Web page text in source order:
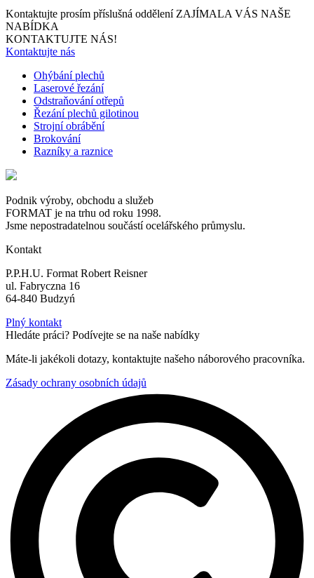
Kontaktujte prosím příslušná oddělení ZAJÍMALA VÁS NAŠE
NABÍDKA
KONTAKTUJTE NÁS!
Kontaktujte nás
Ohýbání plechů
Laserové řezání
Odstraňování otřepů
Řezání plechů gilotinou
Strojní obrábění
Brokování
Razníky a raznice
Podnik výroby, obchodu a služeb
FORMAT je na trhu od roku 1998.
Jsme nepostradatelnou součástí ocelářského průmyslu.
Kontakt
P.P.H.U. Format Robert Reisner
ul. Fabryczna 16
64-840 Budzyń
Plný kontakt
Hledáte práci? Podívejte se na naše nabídky
Máte-li jakékoli dotazy, kontaktujte našeho náborového pracovníka.
Zásady ochrany osobních údajů